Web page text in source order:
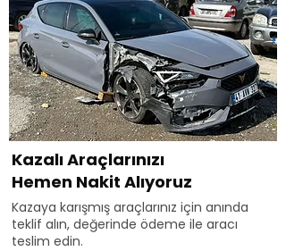
Kazalı Araçlarınızı
Hemen Nakit Alıyoruz
Kazaya karışmış araçlarınız için anında
teklif alın, değerinde ödeme ile aracı
teslim edin.